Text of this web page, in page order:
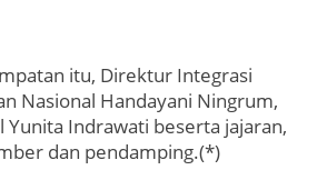
itu, Direktur Integrasi
Nasional Handayani Ningrum,
Yunita Indrawati beserta jajaran,
dan pendamping.(*)